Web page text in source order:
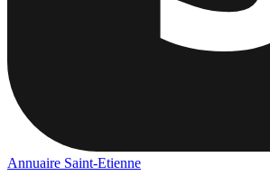
Annuaire Saint-Etienne